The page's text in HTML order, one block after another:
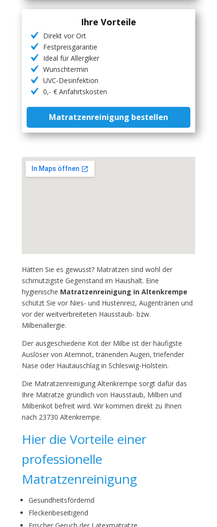
Ihre Vorteile
Direkt vor Ort
Festpreisgarantie
Ideal für Allergiker
Wunschtermin
UVC-Desinfektion
0,- € Anfahrtskosten
Matratzenreinigung bestellen
Hätten Sie es gewusst? Matratzen sind wohl der
schmutzigste Gegenstand im Haushalt. Eine
hygienische Matratzenreinigung in Altenkrempe
schützt Sie vor Nies- und Hustenreiz, Augentränen und
vor der weitverbreiteten Hausstaub- bzw.
Milbenallergie.
Der ausgeschiedene Kot der Milbe ist der häufigste
Auslöser von Atemnot, tränenden Augen, triefender
Nase oder Hautauschlag in Schleswig-Holstein.
Die Matratzenreinigung Altenkrempe sorgt dafür das
Ihre Matratze gründlich von Hausstaub, Milben und
Milbenkot befreit wird. Wir kommen direkt zu Ihnen
nach 23730 Altenkrempe.
Hier die Vorteile einer
professionelle
Matratzenreinigung
Gesundheitsfördernd
Fleckenbeseitigend